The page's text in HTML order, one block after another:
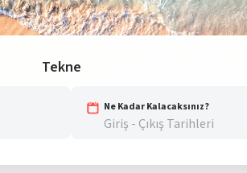
Tekne
Ne Kadar Kalacaksınız?
Giriş - Çıkış Tarihleri